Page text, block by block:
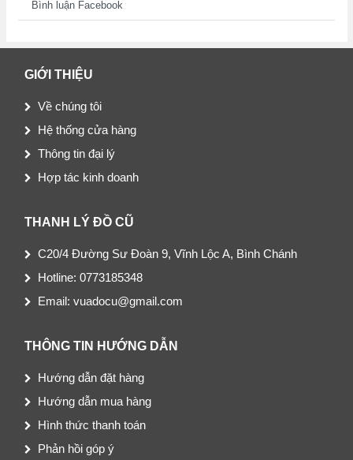
Bình luận Facebook
GIỚI THIỆU
Về chúng tôi
Hệ thống cửa hàng
Thông tin đại lý
Hợp tác kinh doanh
THANH LÝ ĐỒ CŨ
C20/4 Đường Sư Đoàn 9, Vĩnh Lộc A, Bình Chánh
Hotline: 0773185348
Email: vuadocu@gmail.com
THÔNG TIN HƯỚNG DẪN
Hướng dẫn đặt hàng
Hướng dẫn mua hàng
Hình thức thanh toán
Phản hồi góp ý